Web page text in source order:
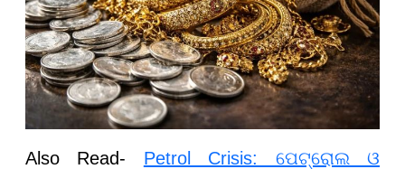
Also Read- Petrol Crisis: ପେଟ୍ରୋଲ ଓ